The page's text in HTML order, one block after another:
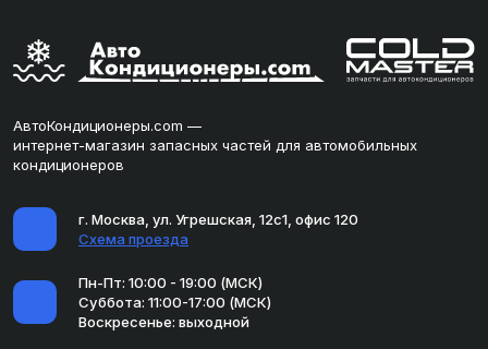
АвтоКондиционеры.com —
интернет-магазин запасных частей для автомобильных
кондиционеров
г. Москва, ул. Угрешская, 12с1, офис 120
Схема проезда
Пн-Пт: 10:00 - 19:00 (МСК)
Суббота: 11:00-17:00 (МСК)
Воскресенье: выходной